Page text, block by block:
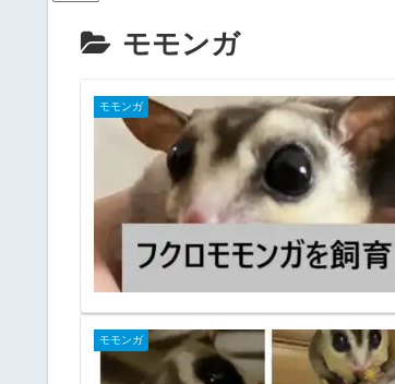
モモンガ
モモンガ
モモンガ